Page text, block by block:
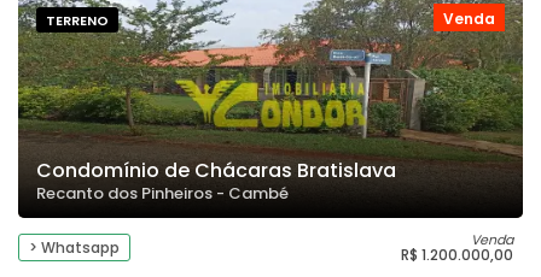
Venda
TERRENO
Condomínio de Chácaras Bratislava
Recanto dos Pinheiros - Cambé
> Whatsapp Venda
R$ 1.200.000,00